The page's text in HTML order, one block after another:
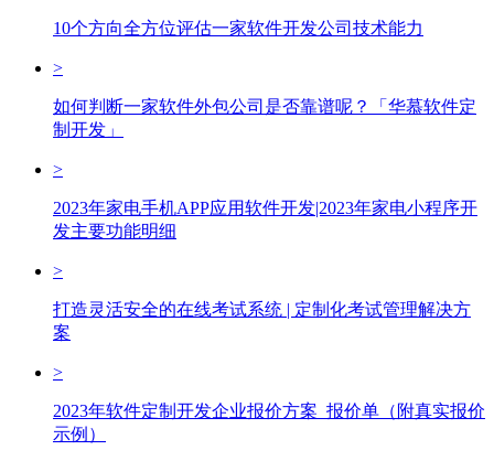
10个方向全方位评估一家软件开发公司技术能力
>
如何判断一家软件外包公司是否靠谱呢？「华慕软件定
制开发」
>
2023年家电手机APP应用软件开发|2023年家电小程序开
发主要功能明细
>
打造灵活安全的在线考试系统 | 定制化考试管理解决方
案
>
2023年软件定制开发企业报价方案_报价单（附真实报价
示例）